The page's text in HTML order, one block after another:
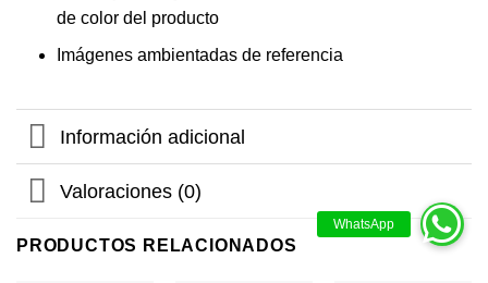
de color del producto
Imágenes ambientadas de referencia
Información adicional
Valoraciones (0)
PRODUCTOS RELACIONADOS